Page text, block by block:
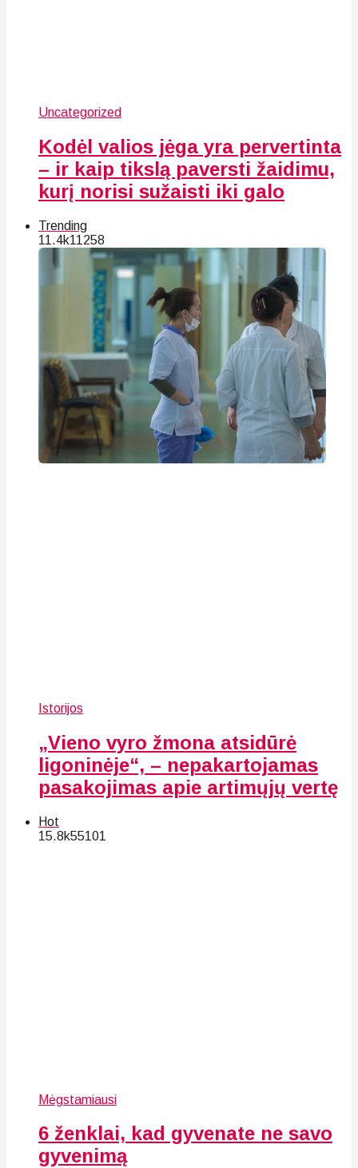
Uncategorized
Kodėl valios jėga yra pervertinta
– ir kaip tikslą paversti žaidimu,
kurį norisi sužaisti iki galo
Trending
11.4k11258
Istorijos
„Vieno vyro žmona atsidūrė
ligoninėje“, – nepakartojamas
pasakojimas apie artimųjų vertę
Hot
15.8k55101
Mėgstamiausi
6 ženklai, kad gyvenate ne savo
gyvenimą